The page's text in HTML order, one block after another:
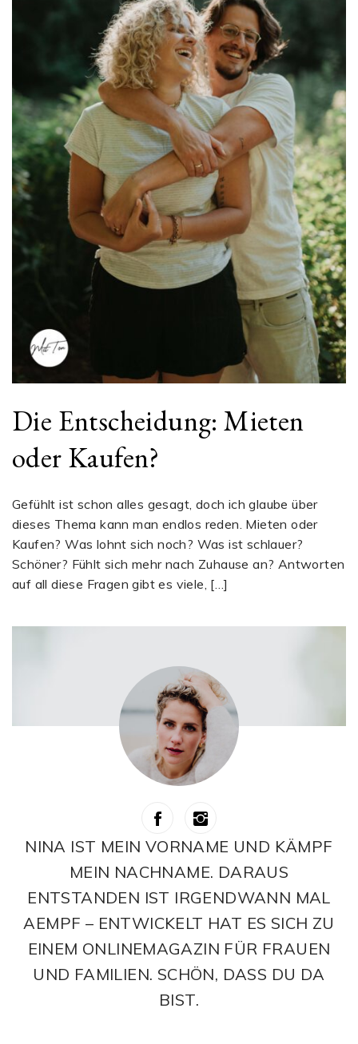
Die Entscheidung: Mieten
oder Kaufen?
Gefühlt ist schon alles gesagt, doch ich glaube über
dieses Thema kann man endlos reden. Mieten oder
Kaufen? Was lohnt sich noch? Was ist schlauer?
Schöner? Fühlt sich mehr nach Zuhause an? Antworten
auf all diese Fragen gibt es viele, […]
NINA IST MEIN VORNAME UND KÄMPF
MEIN NACHNAME. DARAUS
ENTSTANDEN IST IRGENDWANN MAL
AEMPF – ENTWICKELT HAT ES SICH ZU
EINEM ONLINEMAGAZIN FÜR FRAUEN
UND FAMILIEN. SCHÖN, DASS DU DA
BIST.